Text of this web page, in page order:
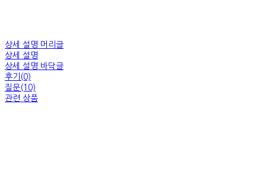
상세 설명 머리글
상세 설명
상세 설명 바닥글
후기(0)
질문(10)
관련 상품